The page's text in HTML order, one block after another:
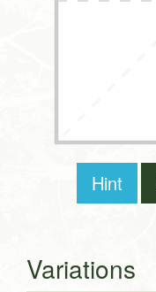
Hint
Variations